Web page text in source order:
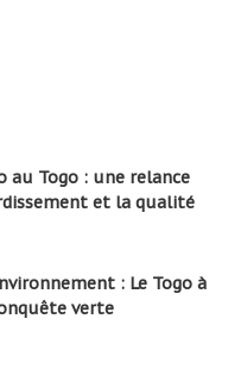
au Togo : une relance
et la qualité
: Le Togo à
verte